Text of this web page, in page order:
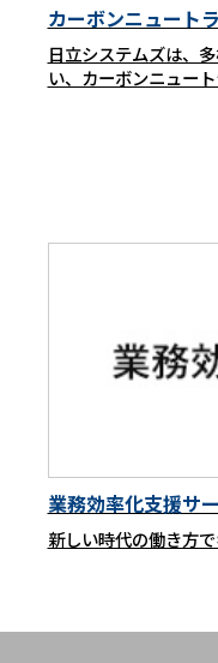
カーボンニュート
日立システムズは、
い、カーボンニュー
業務効率化支援サ
新しい時代の働き方